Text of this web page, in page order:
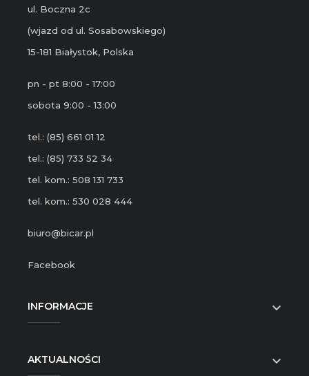
ul. Boczna 2c
(wjazd od ul. Sosabowskiego)
15-181 Białystok, Polska
pn - pt 8:00 - 17:00
sobota 9:00 - 13:00
tel.: (85) 661 01 12
tel.: (85) 733 52 34
tel. kom.: 508 131 733
tel. kom.: 530 028 444
biuro@bicar.pl
Facebook
INFORMACJE 
AKTUALNOŚCI 